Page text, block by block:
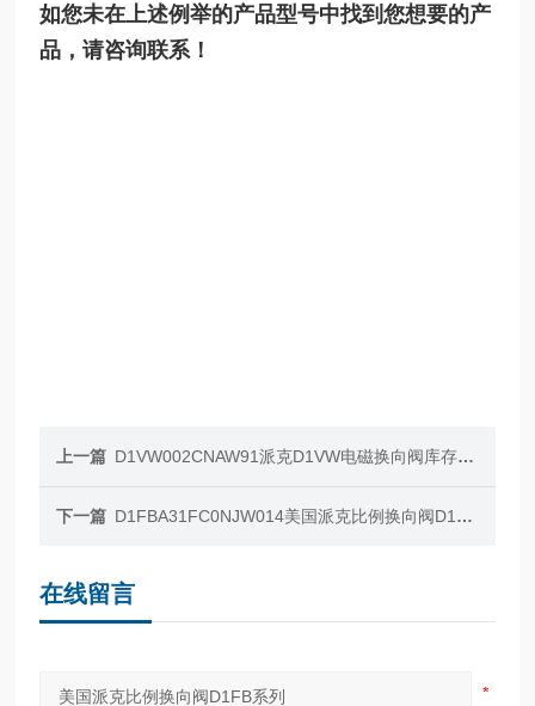
如您未在上述例举的产品型号中找到您想要的产
品，请咨询联系！
上一篇 D1VW002CNAW91派克D1VW电磁换向阀库存稳定供应
下一篇 D1FBA31FC0NJW014美国派克比例换向阀D1FB电磁方向控制
在线留言